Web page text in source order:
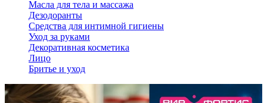
Масла для тела и массажа
Дезодоранты
Средства для интимной гигиены
Уход за руками
Декоративная косметика
Лицо
Бритье и уход